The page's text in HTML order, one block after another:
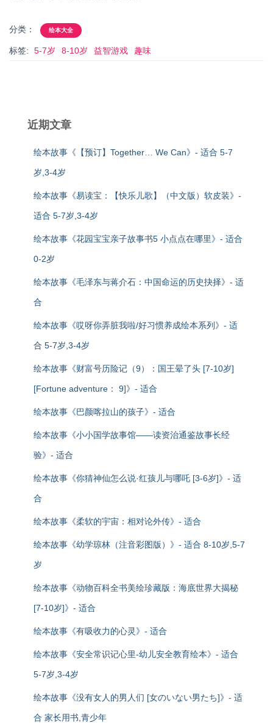
分类： 绘本大全
标签: 5-7岁 8-10岁 益智游戏 趣味
近期文章
绘本故事《【预订】Together… We Can》- 适合 5-7
岁,3-4岁
绘本故事《易读宝：【快乐儿歌】（中文版）软皮装》-
适合 5-7岁,3-4岁
绘本故事《花园宝宝亲子故事书5 小点点在哪里》- 适合
0-2岁
绘本故事《毛泽东与蒋介石：中国命运的历史抉择》- 适
合
绘本故事《哎呀你弄脏我啦/好习惯养成绘本系列》- 适
合 5-7岁,3-4岁
绘本故事《财富号历险记（9）：国王晕了头 [7-10岁]
[Fortune adventure： 9]》- 适合
绘本故事《巴颜喀拉山的孩子》- 适合
绘本故事《小小国学故事馆——读资治通鉴故事长经
验》- 适合
绘本故事《你猜神仙怎么说·红孩儿与哪吒 [3-6岁]》- 适
合
绘本故事《柔软的宇宙：相对论外传》- 适合
绘本故事《幼学琼林（注音彩图版）》- 适合 8-10岁,5-7
岁
绘本故事《动物百科全书美绘珍藏版：海底世界大揭秘
[7-10岁]》- 适合
绘本故事《有吸收力的心灵》- 适合
绘本故事《安全常识记心里-幼儿安全教育绘本》- 适合
5-7岁,3-4岁
绘本故事《没有女人的男人们 [女のいない男たち]》- 适
合 家长用书,青少年